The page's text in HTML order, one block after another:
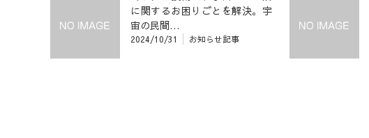
に関するお困りごとを解決。宇
宙の民間…
2024/10/31 お知らせ記事